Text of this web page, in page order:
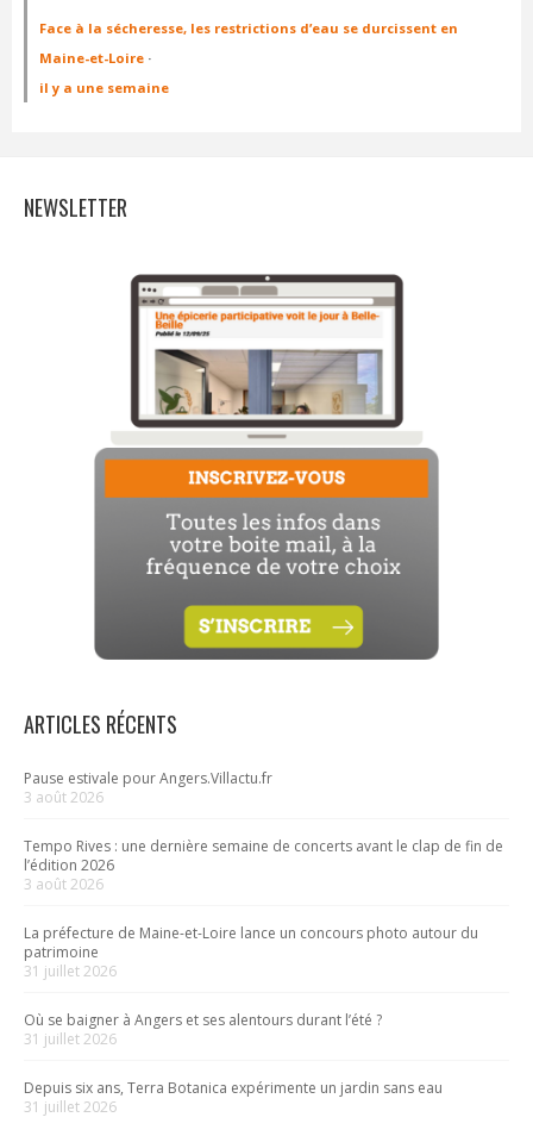
Face à la sécheresse, les restrictions d’eau se durcissent en
Maine-et-Loire ·
il y a une semaine
NEWSLETTER
ARTICLES RÉCENTS
Pause estivale pour Angers.Villactu.fr
3 août 2026
Tempo Rives : une dernière semaine de concerts avant le clap de fin de
l’édition 2026
3 août 2026
La préfecture de Maine-et-Loire lance un concours photo autour du
patrimoine
31 juillet 2026
Où se baigner à Angers et ses alentours durant l’été ?
31 juillet 2026
Depuis six ans, Terra Botanica expérimente un jardin sans eau
31 juillet 2026